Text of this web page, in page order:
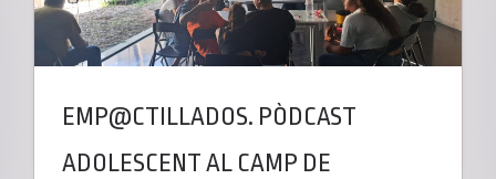
EMP@CTILLADOS. PÒDCAST
ADOLESCENT AL CAMP DE